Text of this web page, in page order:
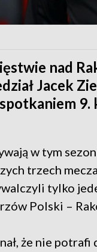
nad
Jacek
w tym
trzech
tylko
Polski –
że nie potrafi